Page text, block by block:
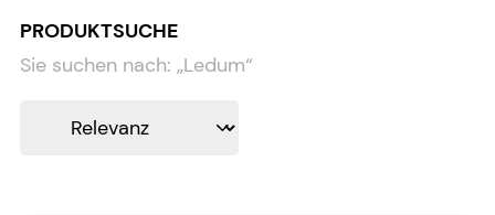
PRODUKTSUCHE
Sie suchen nach: „Ledum“